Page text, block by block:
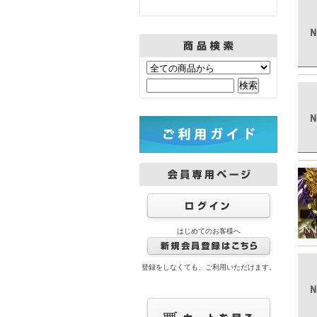
はじめてのお客様へ
登録をしなくても、ご利用いただけます。